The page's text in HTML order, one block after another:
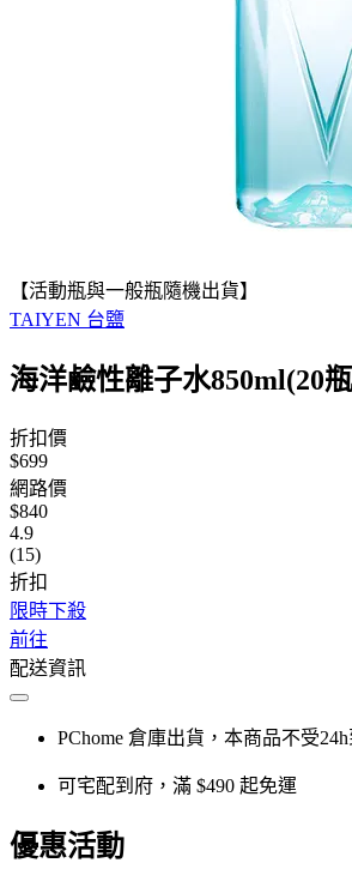
【活動瓶與一般瓶隨機出貨】
TAIYEN 台鹽
海洋鹼性離子水850ml(20
折扣價
$699
網路價
$840
4.9
(15)
折扣
限時下殺
前往
配送資訊
PChome 倉庫出貨，本商品不受24h
可宅配到府，滿 $490 起免運
優惠活動